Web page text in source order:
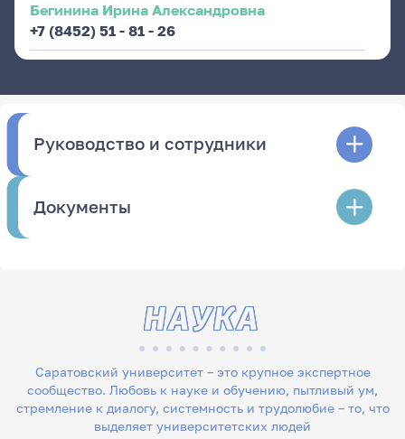
Бегинина Ирина Александровна
+7 (8452) 51 - 81 - 26
Руководство и сотрудники
Документы
Саратовский университет – это крупное экспертное
сообщество. Любовь к науке и обучению, пытливый ум,
стремление к диалогу, системность и трудолюбие – то, что
выделяет университетских людей
НАУКА